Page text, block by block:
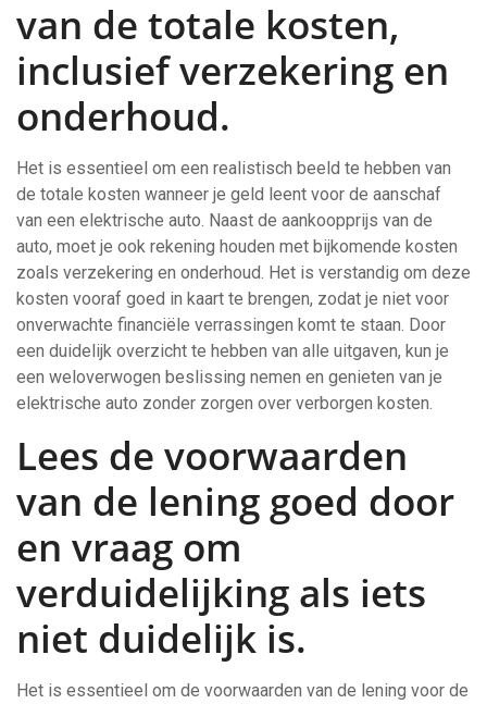
van de totale kosten,
inclusief verzekering en
onderhoud.
Het is essentieel om een realistisch beeld te hebben van
de totale kosten wanneer je geld leent voor de aanschaf
van een elektrische auto. Naast de aankoopprijs van de
auto, moet je ook rekening houden met bijkomende kosten
zoals verzekering en onderhoud. Het is verstandig om deze
kosten vooraf goed in kaart te brengen, zodat je niet voor
onverwachte financiële verrassingen komt te staan. Door
een duidelijk overzicht te hebben van alle uitgaven, kun je
een weloverwogen beslissing nemen en genieten van je
elektrische auto zonder zorgen over verborgen kosten.
Lees de voorwaarden
van de lening goed door
en vraag om
verduidelijking als iets
niet duidelijk is.
Het is essentieel om de voorwaarden van de lening voor de